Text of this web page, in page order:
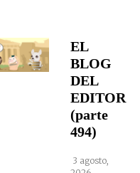
EL
BLOG
DEL
EDITOR
(parte
494)
3 agosto,